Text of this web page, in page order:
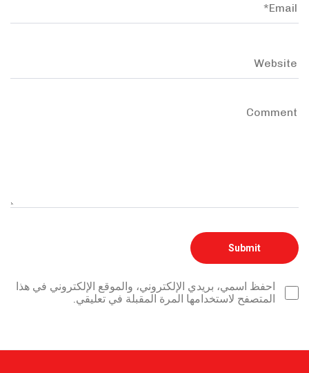
احفظ اسمي، بريدي الإلكتروني، والموقع الإلكتروني في هذا
المتصفح لاستخدامها المرة المقبلة في تعليقي.